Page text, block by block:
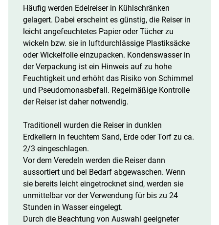
Häufig werden Edelreiser in Kühlschränken
gelagert. Dabei erscheint es günstig, die Reiser in
leicht angefeuchtetes Papier oder Tücher zu
wickeln bzw. sie in luftdurchlässige Plastiksäcke
oder Wickelfolie einzupacken. Kondenswasser in
der Verpackung ist ein Hinweis auf zu hohe
Feuchtigkeit und erhöht das Risiko von Schimmel
und Pseudomonasbefall. Regelmäßige Kontrolle
der Reiser ist daher notwendig.
Traditionell wurden die Reiser in dunklen
Erdkellern in feuchtem Sand, Erde oder Torf zu ca.
2/3 eingeschlagen.
Vor dem Veredeln werden die Reiser dann
aussortiert und bei Bedarf abgewaschen. Wenn
sie bereits leicht eingetrocknet sind, werden sie
unmittelbar vor der Verwendung für bis zu 24
Stunden in Wasser eingelegt.
Durch die Beachtung von Auswahl geeigneter